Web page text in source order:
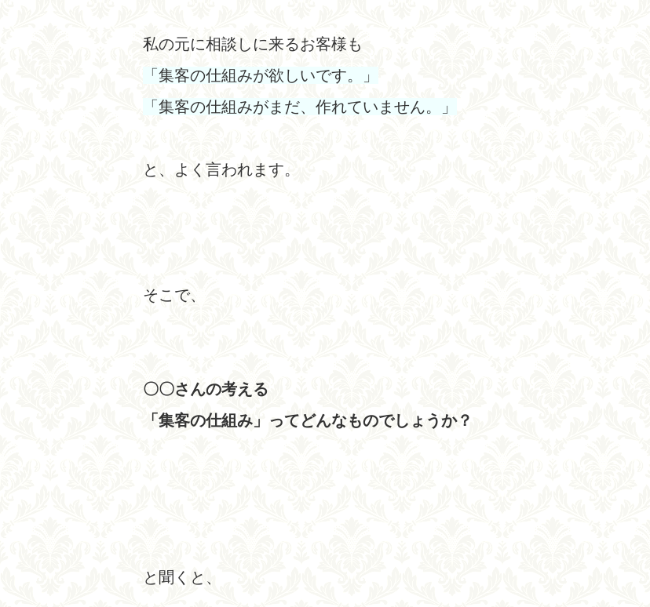
私の元に相談しに来るお客様も
「集客の仕組みが欲しいです。」
「集客の仕組みがまだ、作れていません。」
と、よく言われます。
そこで、
〇〇さんの考える
「集客の仕組み」ってどんなものでしょうか？
と聞くと、